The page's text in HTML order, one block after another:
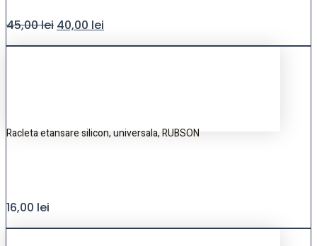
45,00lei 40,00 lei
Racleta etansare silicon, universala, RUBSON
16,00 lei